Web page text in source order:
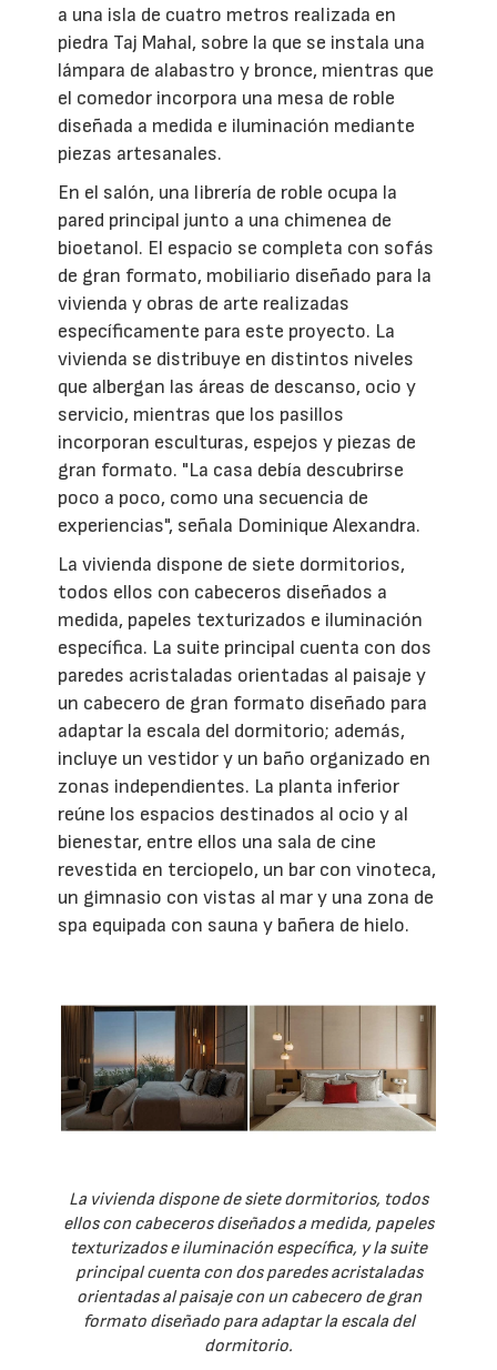
a una isla de cuatro metros realizada en
piedra Taj Mahal, sobre la que se instala una
lámpara de alabastro y bronce, mientras que
el comedor incorpora una mesa de roble
diseñada a medida e iluminación mediante
piezas artesanales.
En el salón, una librería de roble ocupa la
pared principal junto a una chimenea de
bioetanol. El espacio se completa con sofás
de gran formato, mobiliario diseñado para la
vivienda y obras de arte realizadas
específicamente para este proyecto. La
vivienda se distribuye en distintos niveles
que albergan las áreas de descanso, ocio y
servicio, mientras que los pasillos
incorporan esculturas, espejos y piezas de
gran formato. "La casa debía descubrirse
poco a poco, como una secuencia de
experiencias", señala Dominique Alexandra.
La vivienda dispone de siete dormitorios,
todos ellos con cabeceros diseñados a
medida, papeles texturizados e iluminación
específica. La suite principal cuenta con dos
paredes acristaladas orientadas al paisaje y
un cabecero de gran formato diseñado para
adaptar la escala del dormitorio; además,
incluye un vestidor y un baño organizado en
zonas independientes. La planta inferior
reúne los espacios destinados al ocio y al
bienestar, entre ellos una sala de cine
revestida en terciopelo, un bar con vinoteca,
un gimnasio con vistas al mar y una zona de
spa equipada con sauna y bañera de hielo.
La vivienda dispone de siete dormitorios, todos
ellos con cabeceros diseñados a medida, papeles
texturizados e iluminación específica, y la suite
principal cuenta con dos paredes acristaladas
orientadas al paisaje con un cabecero de gran
formato diseñado para adaptar la escala del
dormitorio.